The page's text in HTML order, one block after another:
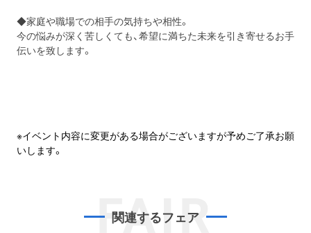
◆家庭や職場での相手の気持ちや相性。
今の悩みが深く苦しくても、希望に満ちた未来を引き寄せるお手
伝いを致します。
※イベント内容に変更がある場合がございますが予めご了承お願
いします。
FAIR
関連するフェア